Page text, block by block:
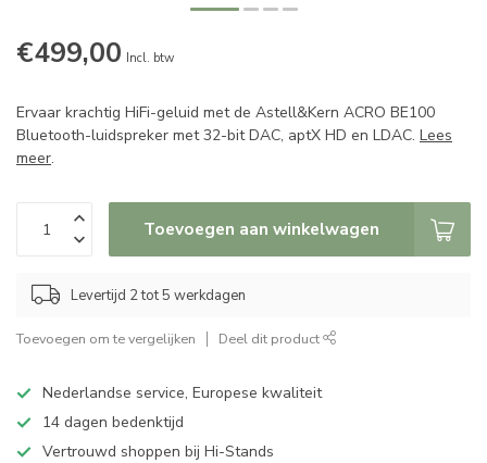
€499,00 Incl. btw
Ervaar krachtig HiFi-geluid met de Astell&Kern ACRO BE100
Bluetooth-luidspreker met 32-bit DAC, aptX HD en LDAC. Lees
meer.
Toevoegen aan winkelwagen
Levertijd 2 tot 5 werkdagen
Toevoegen om te vergelijken Deel dit product
Nederlandse service, Europese kwaliteit
14 dagen bedenktijd
Vertrouwd shoppen bij Hi-Stands